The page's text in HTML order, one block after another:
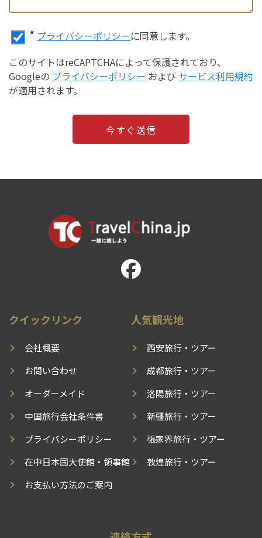
* プライバシーポリシーに同意します。
このサイトはreCAPTCHAによって保護されており、
Googleの プライバシーポリシー および サービス利用規約
が適用されます。
クイックリンク
会社概要
お問い合わせ
オーダーメイド
中国旅行会社条件書
プライバシーポリシー
在中日本国大使館・領事館
お支払い方法のご案内
人気観光地
西安旅行・ツアー
成都旅行・ツアー
洛陽旅行・ツアー
新疆旅行・ツアー
張家界旅行・ツアー
敦煌旅行・ツアー